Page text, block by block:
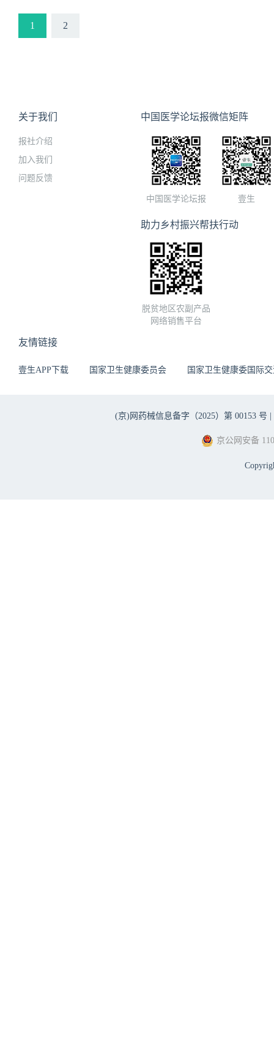
1 2
关于我们
报社介绍
加入我们
问题反馈
中国医学论坛报微信矩阵
中国医学论坛报 壹生
助力乡村振兴帮扶行动
脱贫地区农副产品
网络销售平台
友情链接
壹生APP下载 国家卫生健康委员会 国家卫生健康委国际
(京)网药械信息备字（2025）第 00153 号 |
京公网安备